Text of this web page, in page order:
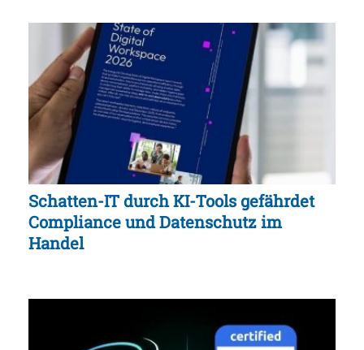
Schatten-IT durch KI-Tools gefährdet
Compliance und Datenschutz im
Handel